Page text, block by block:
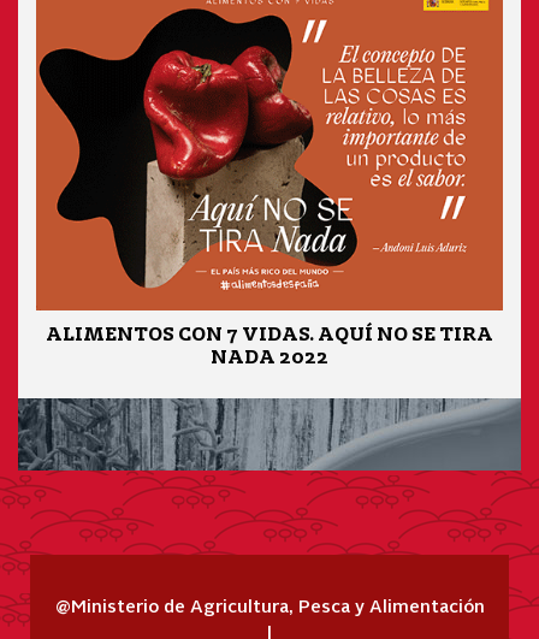
ALIMENTOS CON 7 VIDAS. AQUÍ NO SE TIRA
NADA 2022
@Ministerio de Agricultura, Pesca y Alimentación